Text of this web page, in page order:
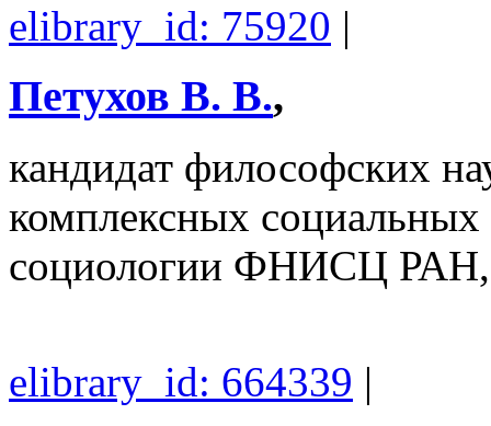
elibrary_id: 75920 |
Петухов В. В.,
кандидат философских
комплексных социальных
социологии ФНИСЦ
elibrary_id: 664339 |